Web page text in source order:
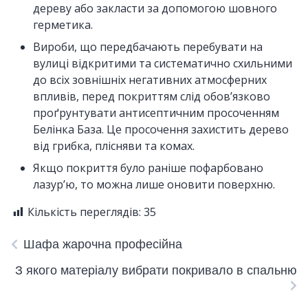
дереву або закласти за допомогою шовного
герметика.
Вироби, що передбачають перебувати на
вулиці відкритими та систематично схильними
до всіх зовнішніх негативних атмосферних
впливів, перед покриттям слід обов’язково
проґрунтувати антисептичним просоченням
Белінка База. Це просочення захистить дерево
від грибка, плісняви та комах.
Якщо покриття було раніше пофарбовано
лазур’ю, то можна лише оновити поверхню.
Кількість переглядів: 35
Шафа жарочна професійна
З якого матеріалу вибрати покривало в спальню